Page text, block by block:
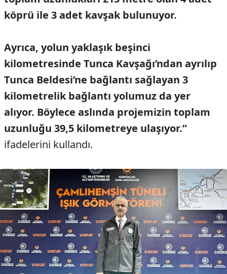
köprü ile 3 adet kavşak bulunuyor.
Ayrıca, yolun yaklaşık beşinci
kilometresinde Tunca Kavşağı’ndan ayrılıp
Tunca Beldesi’ne bağlantı sağlayan 3
kilometrelik bağlantı yolumuz da yer
alıyor. Böylece aslında projemizin toplam
uzunluğu 39,5 kilometreye ulaşıyor.”
ifadelerini kullandı.